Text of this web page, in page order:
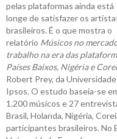
pelas plataformas ainda está
longe de satisfazer os
brasileiros. É o que mostra o
relatório Músicos no
trabalho na era das
Países Baixos, Nigéria e
Robert Prey, da
Ipsos. O estudo baseia-se
1.200 músicos e 27
Brasil, Holanda, Nigéria,
participantes brasileiros. No